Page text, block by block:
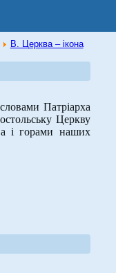
В. Церква – ікона
Патріарха
Церкву
і горами наших